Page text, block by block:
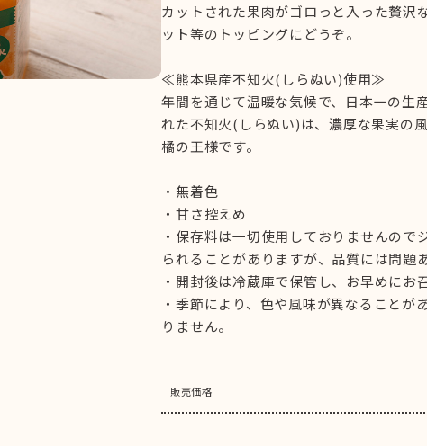
カットされた果肉がゴロっと入った贅沢
ット等のトッピングにどうぞ。
≪熊本県産不知火(しらぬい)使用≫
年間を通じて温暖な気候で、日本一の生
れた不知火(しらぬい)は、濃厚な果実の
橘の王様です。
・無着色
・甘さ控えめ
・保存料は一切使用しておりませんので
られることがありますが、品質には問題
・開封後は冷蔵庫で保管し、お早めにお
・季節により、色や風味が異なることが
りません。
販売価格